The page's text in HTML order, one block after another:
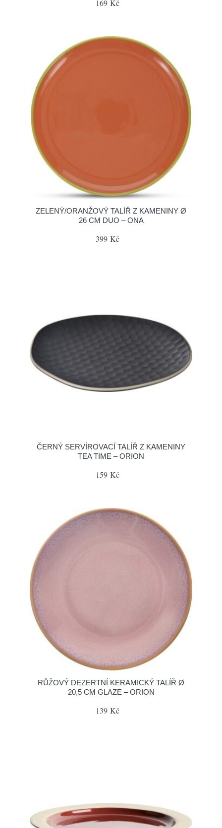
169 Kč
ZELENÝ/ORANŽOVÝ TALÍŘ Z KAMENINY Ø
26 CM DUO – ONA
399 Kč
ČERNÝ SERVÍROVACÍ TALÍŘ Z KAMENINY
TEA TIME – ORION
159 Kč
RŮŽOVÝ DEZERTNÍ KERAMICKÝ TALÍŘ Ø
20,5 CM GLAZE – ORION
139 Kč